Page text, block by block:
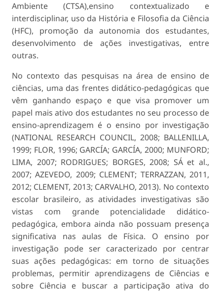
Ambiente (CTSA),ensino contextualizado e
interdisciplinar, uso da História e Filosofia da Ciência
(HFC), promoção da autonomia dos estudantes,
desenvolvimento de ações investigativas, entre
outras.
No contexto das pesquisas na área de ensino de
ciências, uma das frentes didático-pedagógicas que
vêm ganhando espaço e que visa promover um
papel mais ativo dos estudantes no seu processo de
ensino-aprendizagem é o ensino por investigação
(NATIONAL RESEARCH COUNCIL, 2008; BALLENILLA,
1999; FLOR, 1996; GARCÍA; GARCÍA, 2000; MUNFORD;
LIMA, 2007; RODRIGUES; BORGES, 2008; SÁ et al.,
2007; AZEVEDO, 2009; CLEMENT; TERRAZZAN, 2011,
2012; CLEMENT, 2013; CARVALHO, 2013). No contexto
escolar brasileiro, as atividades investigativas são
vistas com grande potencialidade didático-
pedagógica, embora ainda não possuam presença
significativa nas aulas de Física. O ensino por
investigação pode ser caracterizado por centrar
suas ações pedagógicas: em torno de situações
problemas, permitir aprendizagens de Ciências e
sobre Ciência e buscar a participação ativa do